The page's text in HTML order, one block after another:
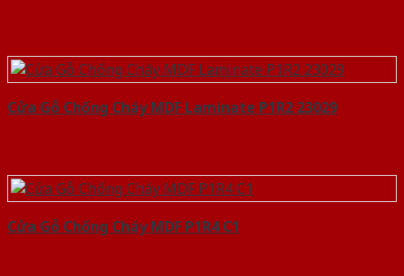
Cửa Gỗ Chống Cháy MDF Laminate P1R2 23029
Cửa Gỗ Chống Cháy MDF P1R4 C1